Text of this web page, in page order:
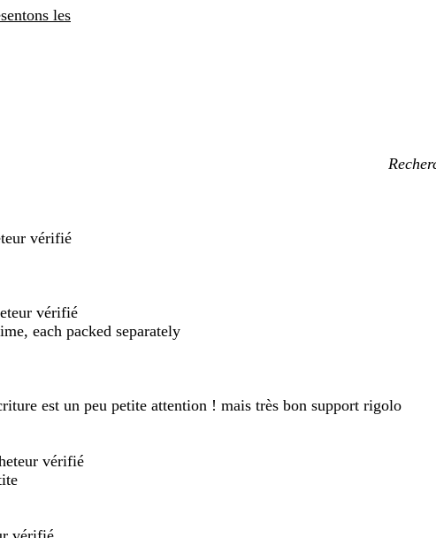
les
Mes
vérifié
vérifié
each packed separately
est un peu petite attention ! mais très bon support rigolo
vérifié